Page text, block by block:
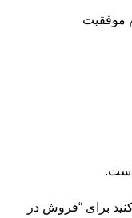
موفقیت
است.
برای “فروش در